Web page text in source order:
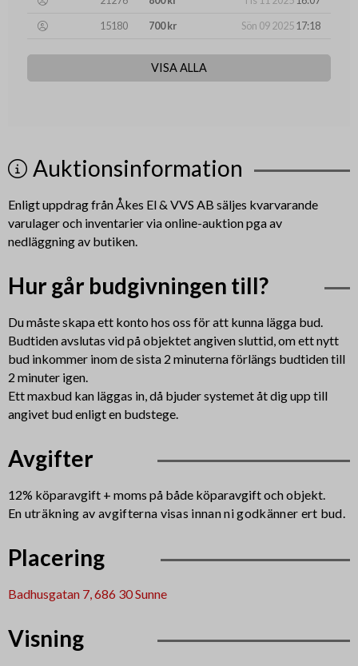
15180
700 kr Sön 09 202517:18
VISA ALLA
Auktionsinformation
Enligt uppdrag frånÅkes El & VVS AB säljes kvarvarande
varulager och inventarier via online-auktion pga av
nedläggning av butiken.
Hur går budgivningen till?
Du måste skapa ett konto hos oss för att kunna lägga bud.
Budtiden avslutas vid på objektet angiven sluttid, om ett nytt
bud inkommer inom de sista 2 minuterna förlängs budtiden till
2 minuter igen.
Ett maxbud kan läggas in, då bjuder systemet åt dig upp till
angivet bud enligt en budstege.
Avgifter
12% köparavgift + moms på både köparavgift och objekt.
En uträkning av avgifterna visas innan ni godkänner ert bud.
Placering
Badhusgatan 7, 686 30 Sunne
Visning